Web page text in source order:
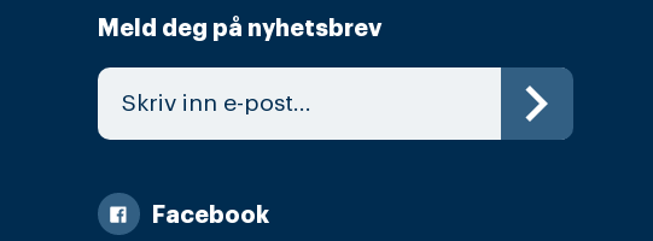
Meld deg på nyhetsbrev
Facebook